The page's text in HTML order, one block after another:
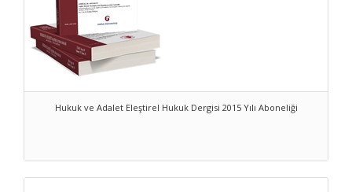
Hukuk ve Adalet Eleştirel Hukuk Dergisi 2015 Yılı Aboneliği